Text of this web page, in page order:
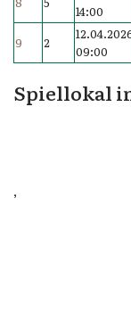
14:00
9 2
09:00
Spiellokal
,